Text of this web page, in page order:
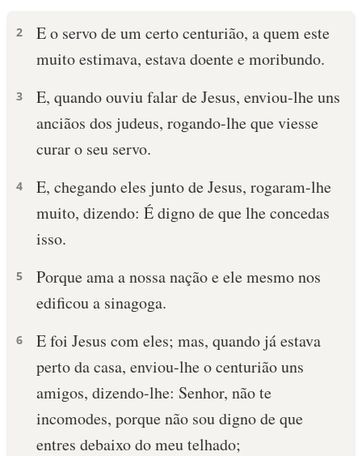
2
E o servo de um certo centurião, a quem este
muito estimava, estava doente e moribundo.
3
E, quando ouviu falar de Jesus, enviou-lhe uns
anciãos dos judeus, rogando-lhe que viesse
curar o seu servo.
4
E, chegando eles junto de Jesus, rogaram-lhe
muito, dizendo: É digno de que lhe concedas
isso.
5
Porque ama a nossa nação e ele mesmo nos
edificou a sinagoga.
6
E foi Jesus com eles; mas, quando já estava
perto da casa, enviou-lhe o centurião uns
amigos, dizendo-lhe: Senhor, não te
incomodes, porque não sou digno de que
entres debaixo do meu telhado;